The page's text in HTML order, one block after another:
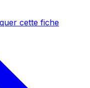
cette fiche